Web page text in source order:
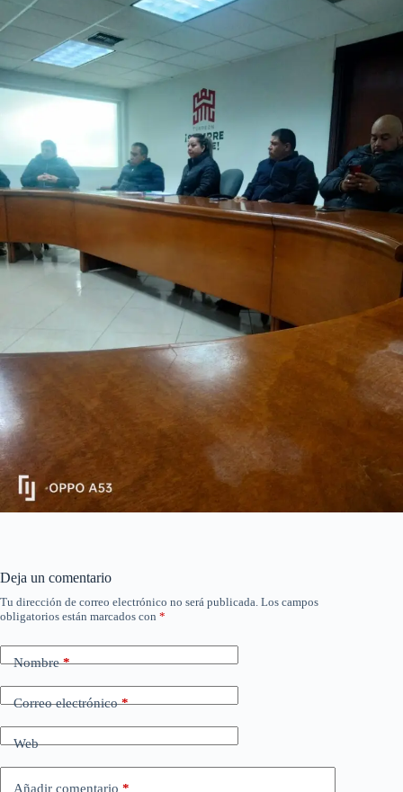
Deja un comentario
Tu dirección de correo electrónico no será publicada. Los campos
obligatorios están marcados con *
Nombre*
Correo electrónico*
Web
Añadir comentario *